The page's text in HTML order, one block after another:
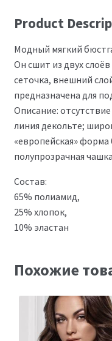
Product
Модный мягкий
Он сшит из двух
сеточка, внешний
предназначена для
Описание:
линия декольте;
«европейская» форма
полупрозрачная
Состав:
65% полиамид,
25% хлопок,
10% эластан
Похожие